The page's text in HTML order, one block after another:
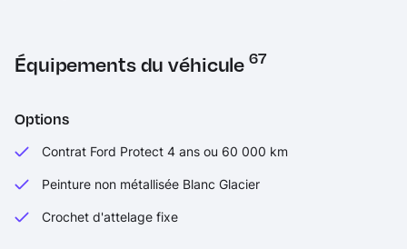
Équipements du véhicule 67
Options
Contrat Ford Protect 4 ans ou 60 000 km
Peinture non métallisée Blanc Glacier
Crochet d'attelage fixe